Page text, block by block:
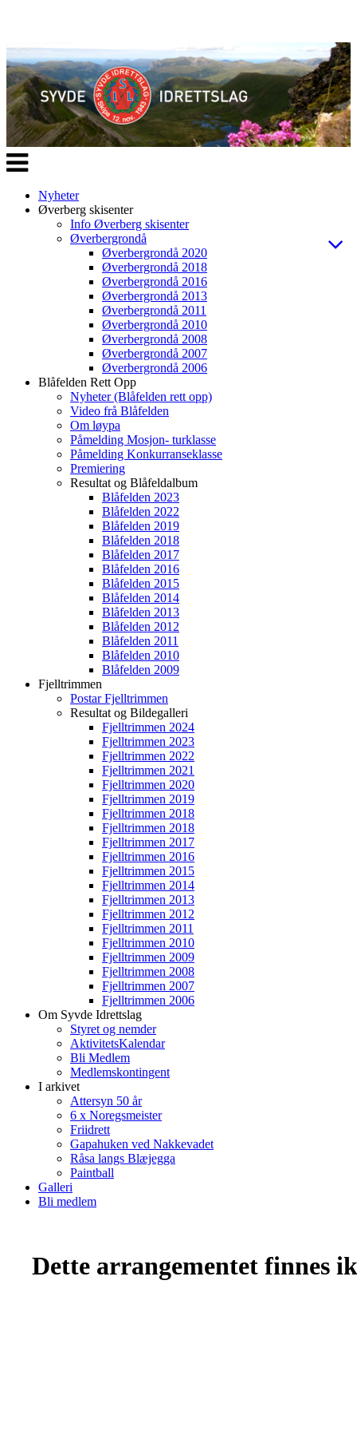
Veksle
navigasjon
Nyheter
Øverberg skisenter
Info Øverberg skisenter
Øverbergrondå
Øverbergrondå 2020
Øverbergrondå 2018
Øverbergrondå 2016
Øverbergrondå 2013
Øverbergrondå 2011
Øverbergrondå 2010
Øverbergrondå 2008
Øverbergrondå 2007
Øverbergrondå 2006
Blåfelden Rett Opp
Nyheter (Blåfelden rett opp)
Video frå Blåfelden
Om løypa
Påmelding Mosjon- turklasse
Påmelding Konkurranseklasse
Premiering
Resultat og Blåfeldalbum
Blåfelden 2023
Blåfelden 2022
Blåfelden 2019
Blåfelden 2018
Blåfelden 2017
Blåfelden 2016
Blåfelden 2015
Blåfelden 2014
Blåfelden 2013
Blåfelden 2012
Blåfelden 2011
Blåfelden 2010
Blåfelden 2009
Fjelltrimmen
Postar Fjelltrimmen
Resultat og Bildegalleri
Fjelltrimmen 2024
Fjelltrimmen 2023
Fjelltrimmen 2022
Fjelltrimmen 2021
Fjelltrimmen 2020
Fjelltrimmen 2019
Fjelltrimmen 2018
Fjelltrimmen 2018
Fjelltrimmen 2017
Fjelltrimmen 2016
Fjelltrimmen 2015
Fjelltrimmen 2014
Fjelltrimmen 2013
Fjelltrimmen 2012
Fjelltrimmen 2011
Fjelltrimmen 2010
Fjelltrimmen 2009
Fjelltrimmen 2008
Fjelltrimmen 2007
Fjelltrimmen 2006
Om Syvde Idrettslag
Styret og nemder
AktivitetsKalendar
Bli Medlem
Medlemskontingent
I arkivet
Attersyn 50 år
6 x Noregsmeister
Friidrett
Gapahuken ved Nakkevadet
Råsa langs Blæjegga
Paintball
Galleri
Bli medlem
Dette arrangementet finnes